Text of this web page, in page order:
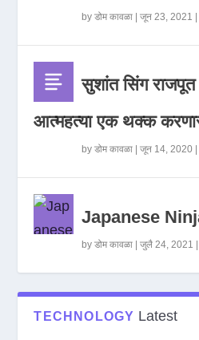
byडोम कावळा |जून 23, 2021
सुशांत सिंग राजपूत
आत्महत्या एक थक्क
byडोम कावळा |जून 14, 2020
Japanese
byडोम कावळा |जुलै 24, 2021
TECHNOLOGY Latest